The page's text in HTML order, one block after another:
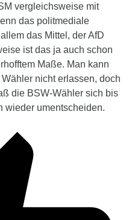
vergleichsweise mit
das politmediale
das Mittel, der AfD
ist das ja auch schon
Maße. Man kann
nicht erlassen, doch
die BSW-Wähler sich bis
wieder umentscheiden.